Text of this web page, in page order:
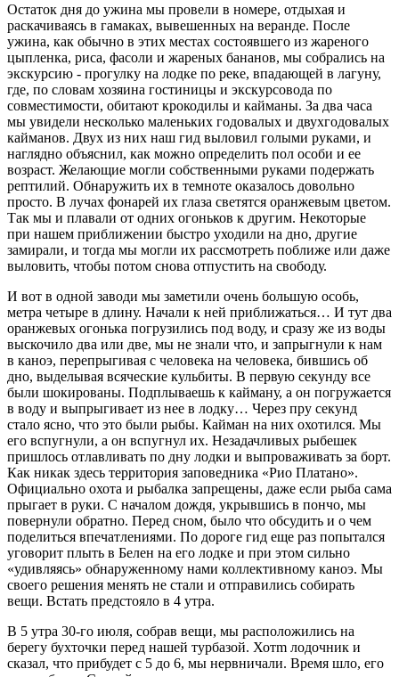
Остаток дня до ужина мы провели в номере, отдыхая и
раскачиваясь в гамаках, вывешенных на веранде. После
ужина, как обычно в этих местах состоявшего из жареного
цыпленка, риса, фасоли и жареных бананов, мы собрались на
экскурсию - прогулку на лодке по реке, впадающей в лагуну,
где, по словам хозяина гостиницы и экскурсовода по
совместимости, обитают крокодилы и кайманы. За два часа
мы увидели несколько маленьких годовалых и двухгодовалых
кайманов. Двух из них наш гид выловил голыми руками, и
наглядно объяснил, как можно определить пол особи и ее
возраст. Желающие могли собственными руками подержать
рептилий. Обнаружить их в темноте оказалось довольно
просто. В лучах фонарей их глаза светятся оранжевым цветом.
Так мы и плавали от одних огоньков к другим. Некоторые
при нашем приближении быстро уходили на дно, другие
замирали, и тогда мы могли их рассмотреть поближе или даже
выловить, чтобы потом снова отпустить на свободу.
И вот в одной заводи мы заметили очень большую особь,
метра четыре в длину. Начали к ней приближаться… И тут два
оранжевых огонька погрузились под воду, и сразу же из воды
выскочило два или две, мы не знали что, и запрыгнули к нам
в каноэ, перепрыгивая с человека на человека, бившись об
дно, выделывая всяческие кульбиты. В первую секунду все
были шокированы. Подплываешь к кайману, а он погружается
в воду и выпрыгивает из нее в лодку… Через пру секунд
стало ясно, что это были рыбы. Кайман на них охотился. Мы
его вспугнули, а он вспугнул их. Незадачливых рыбешек
пришлось отлавливать по дну лодки и выпроваживать за борт.
Как никак здесь территория заповедника «Рио Платано».
Официально охота и рыбалка запрещены, даже если рыба сама
прыгает в руки. С началом дождя, укрывшись в пончо, мы
повернули обратно. Перед сном, было что обсудить и о чем
поделиться впечатлениями. По дороге гид еще раз попытался
уговорит плыть в Белен на его лодке и при этом сильно
«удивляясь» обнаруженному нами коллективному каноэ. Мы
своего решения менять не стали и отправились собирать
вещи. Встать предстояло в 4 утра.
В 5 утра 30-го июля, собрав вещи, мы расположились на
берегу бухточки перед нашей турбазой. Хотm лодочник и
сказал, что прибудет с 5 до 6, мы нервничали. Время шло, его